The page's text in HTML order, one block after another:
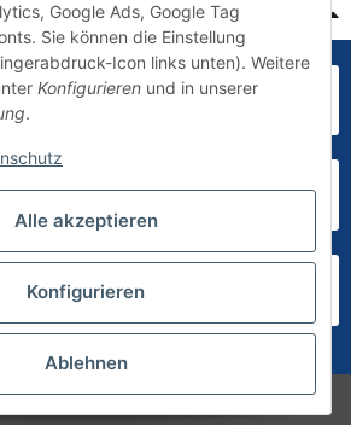
inkl. gesetzlicher USt., zzgl.Versand
Google Ads, Google Tag
Sie können die Einstellung
Icon links unten). Weitere
Konfigurieren und in unserer
.
Alle akzeptieren
Konfigurieren
Ablehnen